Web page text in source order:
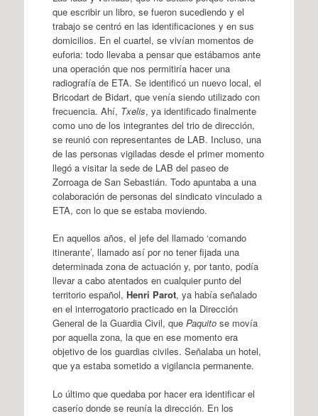
que escribir un libro, se fueron sucediendo y el
trabajo se centró en las identificaciones y en sus
domicilios. En el cuartel, se vivían momentos de
euforia: todo llevaba a pensar que estábamos ante
una operación que nos permitiría hacer una
radiografía de ETA. Se identificó un nuevo local, el
Bricodart de Bidart, que venía siendo utilizado con
frecuencia. Ahí, Txelis, ya identificado finalmente
como uno de los integrantes del trio de dirección,
se reunió con representantes de LAB. Incluso, una
de las personas vigiladas desde el primer momento
llegó a visitar la sede de LAB del paseo de
Zorroaga de San Sebastián. Todo apuntaba a una
colaboración de personas del sindicato vinculado a
ETA, con lo que se estaba moviendo.
En aquellos años, el jefe del llamado ‘comando
itinerante’, llamado así por no tener fijada una
determinada zona de actuación y, por tanto, podía
llevar a cabo atentados en cualquier punto del
territorio español, Henri Parot, ya había señalado
en el interrogatorio practicado en la Dirección
General de la Guardia Civil, que Paquitose movía
por aquella zona, la que en ese momento era
objetivo de los guardias civiles. Señalaba un hotel,
que ya estaba sometido a vigilancia permanente.
Lo último que quedaba por hacer era identificar el
caserío donde se reunía la dirección. En los